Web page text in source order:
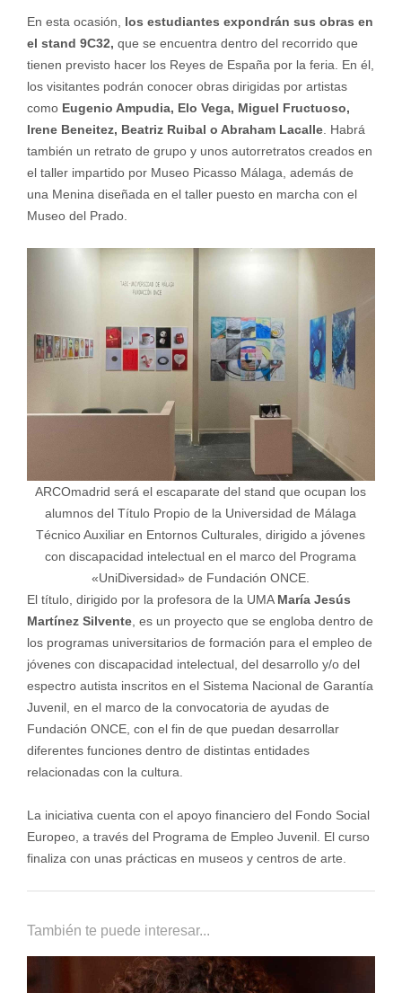
En esta ocasión, los estudiantes expondrán sus obras en
el stand 9C32, que se encuentra dentro del recorrido que
tienen previsto hacer los Reyes de España por la feria. En él,
los visitantes podrán conocer obras dirigidas por artistas
como Eugenio Ampudia, Elo Vega, Miguel Fructuoso,
Irene Beneitez, Beatriz Ruibal o Abraham Lacalle. Habrá
también un retrato de grupo y unos autorretratos creados en
el taller impartido por Museo Picasso Málaga, además de
una Menina diseñada en el taller puesto en marcha con el
Museo del Prado.
ARCOmadrid será el escaparate del stand que ocupan los
alumnos del Título Propio de la Universidad de Málaga
Técnico Auxiliar en Entornos Culturales, dirigido a jóvenes
con discapacidad intelectual en el marco del Programa
«UniDiversidad» de Fundación ONCE.
El título, dirigido por la profesora de la UMA María Jesús
Martínez Silvente, es un proyecto que se engloba dentro de
los programas universitarios de formación para el empleo de
jóvenes con discapacidad intelectual, del desarrollo y/o del
espectro autista inscritos en el Sistema Nacional de Garantía
Juvenil, en el marco de la convocatoria de ayudas de
Fundación ONCE, con el fin de que puedan desarrollar
diferentes funciones dentro de distintas entidades
relacionadas con la cultura.
La iniciativa cuenta con el apoyo financiero del Fondo Social
Europeo, a través del Programa de Empleo Juvenil. El curso
finaliza con unas prácticas en museos y centros de arte.
También te puede interesar...